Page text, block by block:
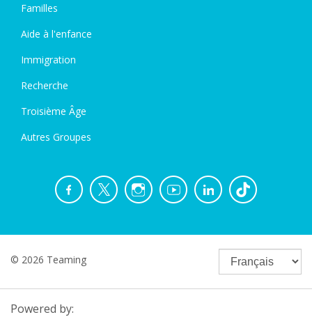
Familles
Aide à l'enfance
Immigration
Recherche
Troisième Âge
Autres Groupes
© 2026 Teaming
Powered by: